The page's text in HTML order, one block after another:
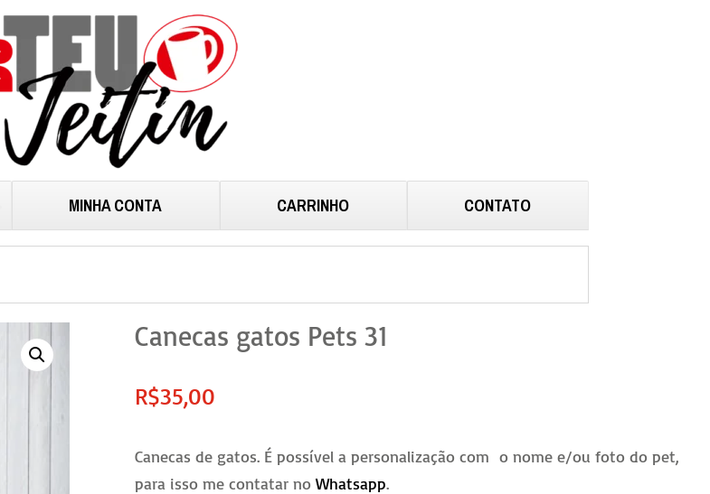
MINHA CONTA CARRINHO CONTATO
Canecas gatos Pets 31
R$35,00
Canecas de gatos. É possível a personalização com o nome e/ou foto do pet,
para isso me contatar noWhatsapp.